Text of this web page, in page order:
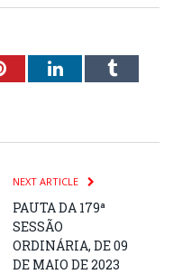
PinterestLinkedInTumblr
NEXT ARTICLE
PAUTA DA 179ª
SESSÃO
ORDINÁRIA, DE 09
DE MAIO DE 2023